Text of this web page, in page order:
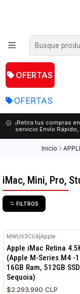
OFERTAS
OFERTAS
¡Retira tus compras
servicio Envío
Inicio
iMac, Mini, Pro,
FILTROS
MWUV3CI/A |Apple
Apple iMac Retina
(Apple M-Series M4 -
16GB Ram, 512GB
Sequoia)
$2.293.990 CLP